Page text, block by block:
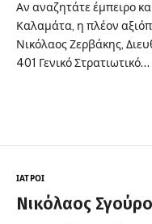
Αν αναζητάτε έμπειρο
Καλαμάτα, η πλέον
Νικόλαος Ζερβάκης,
401 Γενικό Στρατιωτικό…
ΙΑΤΡΟΊ
Νικόλαος